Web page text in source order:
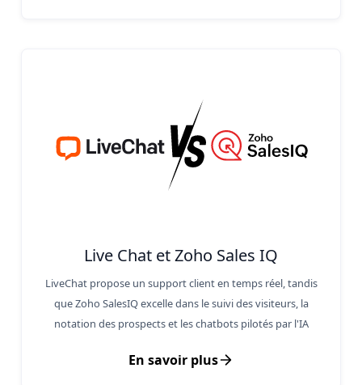
Live Chat et Zoho Sales IQ
LiveChat propose un support client en temps réel, tandis
que Zoho SalesIQ excelle dans le suivi des visiteurs, la
notation des prospects et les chatbots pilotés par l'IA
En savoir plus